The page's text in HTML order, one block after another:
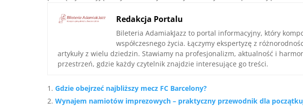
Redakcja Portalu
Bileteria AdamiakJazz to portal informacyjny, który
współczesnego życia. Łączymy ekspertyzę z
artykuły z wielu dziedzin. Stawiamy na profesjonalizm, aktualność i
przestrzeń, gdzie każdy czytelnik znajdzie interesujące go treści.
Gdzie obejrzeć najbliższy mecz FC Barcelony?
Wynajem namiotów imprezowych – praktyczny przewodnik dla